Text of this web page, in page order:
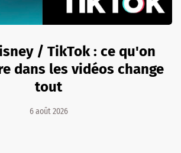
/ TikTok : ce qu'on
dans les vidéos change
tout
6 août 2026